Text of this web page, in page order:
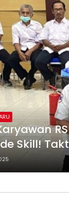
Skill!
dan Biaya